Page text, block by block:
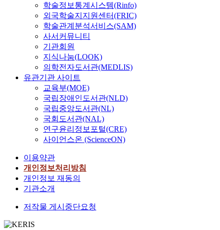
학술정보통계시스템(Rinfo)
외국학술지지원센터(FRIC)
학술관계분석서비스(SAM)
사서커뮤니티
기관회원
지식나눔(LOOK)
의학전자도서관(MEDLIS)
유관기관 사이트
교육부(MOE)
국립장애인도서관(NLD)
국립중앙도서관(NL)
국회도서관(NAL)
연구윤리정보포털(CRE)
사이언스온 (ScienceON)
이용약관
개인정보처리방침
개인정보 재동의
기관소개
저작물 게시중단요청